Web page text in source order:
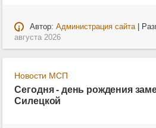
Автор: Администрация сайта|
августа 2026
Новости МСП
Сегодня - день рождения
Силецкой